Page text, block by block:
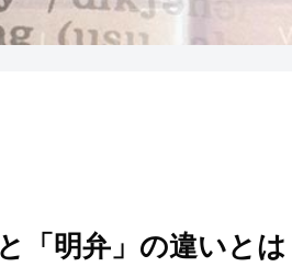
と「明弁」の違いと